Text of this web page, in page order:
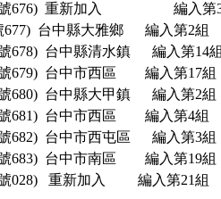
號676) 重新加入 編入第3
677) 台中縣大雅鄉 編入第2組
678) 台中縣清水鎮 編入第14組
679) 台中市西區 編入第17組
680) 台中縣大甲鎮 編入第2組
681) 台中市西區 編入第4組
682) 台中市西屯區 編入第3組
683) 台中市南區 編入第19組
號028) 重新加入 編入第21組